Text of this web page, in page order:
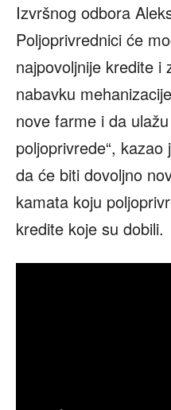
Izvršnog odbora
Poljoprivrednici će
najpovoljnije kredite i
nabavku
nove farme i da
poljoprivrede“,
da će biti dovoljno
kamata koju
kredite koje su dobili.